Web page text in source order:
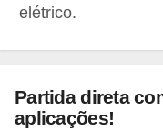
elétrico.
Partida direta
aplicações!
i
d
e